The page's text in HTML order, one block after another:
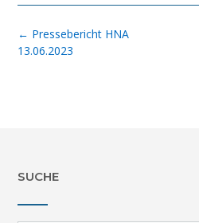
Post
navigation
← Pressebericht HNA
13.06.2023
SUCHE